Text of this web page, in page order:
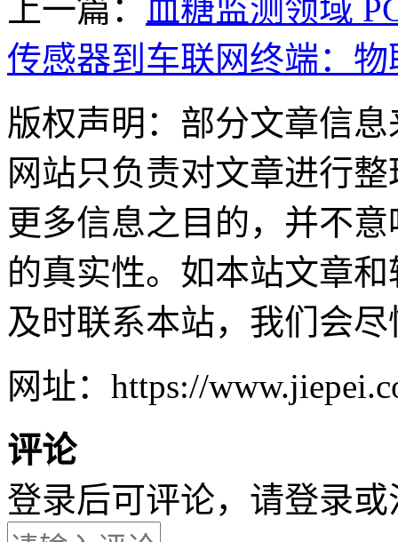
上一篇：
血糖监测领域
传感器到车联网终端：
版权声明：部分文章信
网站只负责对文章进行
更多信息之目的，并不
的真实性。如本站文章
及时联系本站，我们会
网址：https://
评论
登录后可评论，请登录或